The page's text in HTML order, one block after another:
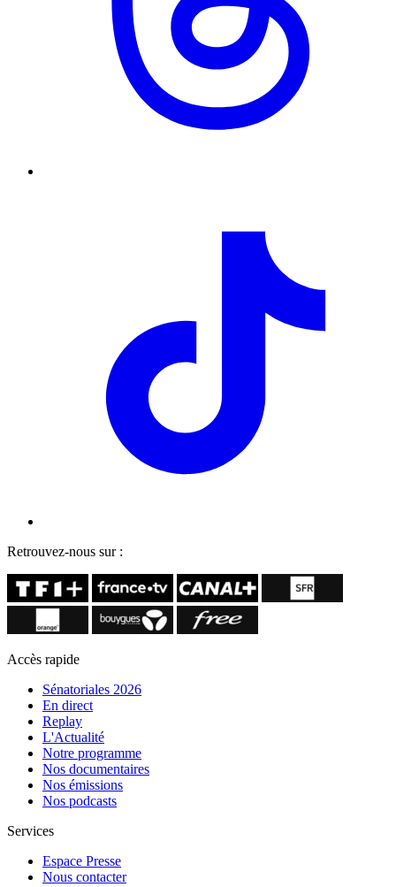
Retrouvez-nous sur :
Accès rapide
Sénatoriales 2026
En direct
Replay
L'Actualité
Notre programme
Nos documentaires
Nos émissions
Nos podcasts
Services
Espace Presse
Nous contacter